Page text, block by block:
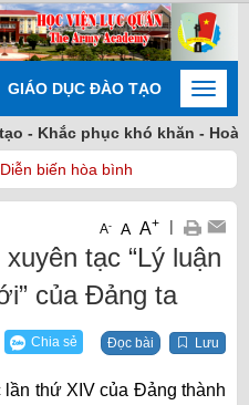
GIÁO DỤC ĐÀO TẠO
Toggle
phục khó khăn - Hoàn
biến hòa bình
A- A A+ |
tạc “Lý luận
của Đảng ta
Chia sẻ Đọc bài Lưu
thứ XIV của Đảng thành